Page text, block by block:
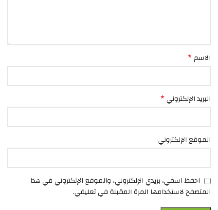
الاسم*
البريد الإلكتروني*
الموقع الإلكتروني
احفظ اسمي، بريدي الإلكتروني، والموقع الإلكتروني في هذا
المتصفح لاستخدامها المرة المقبلة في تعليقي.